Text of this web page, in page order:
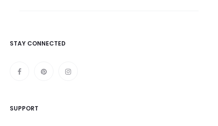
STAY CONNECTED
SUPPORT